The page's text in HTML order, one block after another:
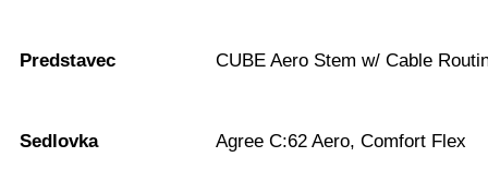
Predstavec CUBE Aero Stem w/ Cable
Sedlovka Agree C:62 Aero, Comfort Flex